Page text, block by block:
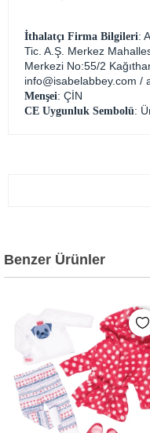
İthalatçı Firma Bilgileri:
Tic. A.Ş. Merkez
Merkezi No:55/2
info@isabelabbey.com /
Menşei: ÇİN
CE Uygunluk Sembolü:
Benzer Ürünler